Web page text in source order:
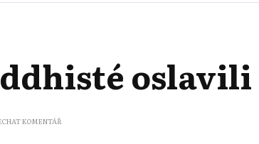
oslavili
KOMENTÁŘNA